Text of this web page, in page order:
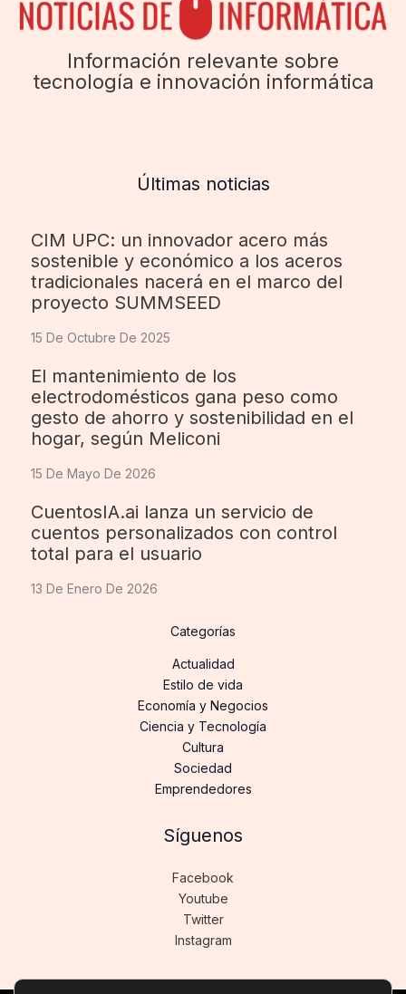
Información relevante sobre
tecnología e innovación informática
Últimas noticias
CIM UPC: un innovador acero más
sostenible y económico a los aceros
tradicionales nacerá en el marco del
proyecto SUMMSEED
15 De Octubre De 2025
El mantenimiento de los
electrodomésticos gana peso como
gesto de ahorro y sostenibilidad en el
hogar, según Meliconi
15 De Mayo De 2026
CuentosIA.ai lanza un servicio de
cuentos personalizados con control
total para el usuario
13 De Enero De 2026
Categorías
Actualidad
Estilo de vida
Economía y Negocios
Ciencia y Tecnología
Cultura
Sociedad
Emprendedores
Síguenos
Facebook
Youtube
Twitter
Instagram